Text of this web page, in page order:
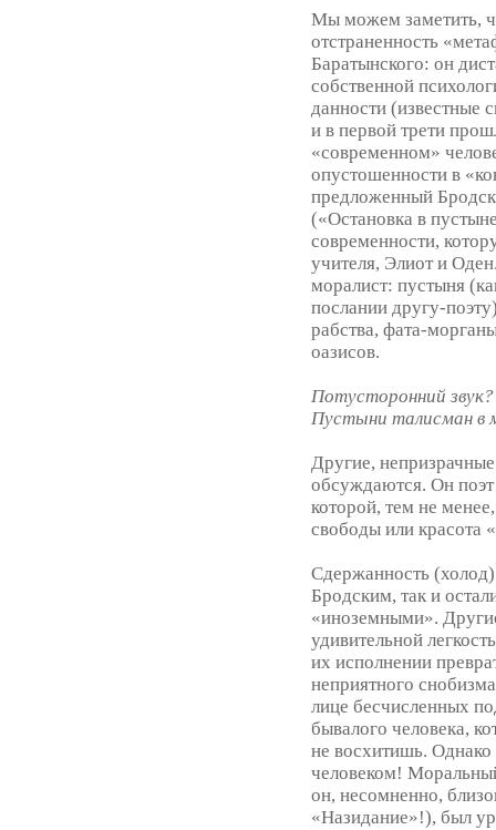
Мы можем заметить,
отстраненность
Баратынского: он
собственной
данности (известные
и в первой трети
«современном»
опустошенности в
предложенный
(«Остановка в
современности,
учителя, Элиот и
моралист: пустыня
послании другу-
рабства, фата-
оазисов.
Потусторонний
Пустыни талисман в
Другие,
обсуждаются. Он
которой, тем не
свободы или красота
Сдержанность
Бродским, так и
«иноземными».
удивительной
их исполнении
неприятного
лице бесчисленных
бывалого человека,
не восхитишь.
человеком!
он, несомненно,
«Назидание»!), был